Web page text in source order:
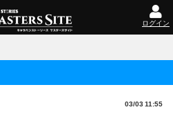
ログイン
03/03 11:55